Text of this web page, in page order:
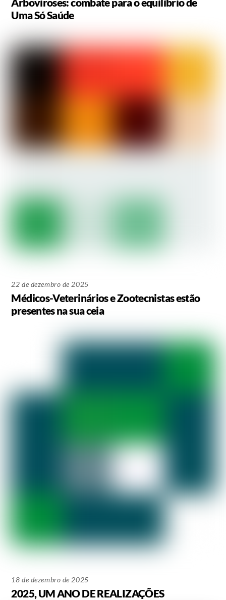
Uma Só Saúde
22 de dezembro de 2025
Médicos-Veterinários e Zootecnistas estão
presentes na sua ceia
18 de dezembro de 2025
2025, UM ANO DE REALIZAÇÕES